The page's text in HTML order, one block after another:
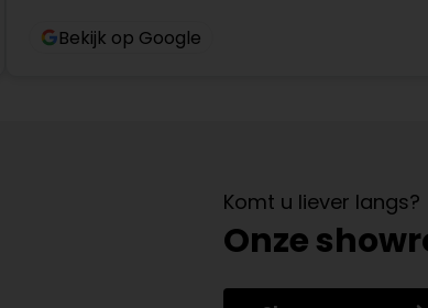
Bekijk op Google
Komt u liever langs?
Onze